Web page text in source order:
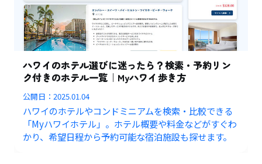
ハワイのホテル選びに迷ったら？検索・予約リン
ク付きのホテル一覧｜Myハワイ歩き方
公開日：2025.01.04
ハワイのホテルやコンドミニアムを検索・比較できる
「Myハワイホテル」。ホテル概要や料金などがすぐわ
かり、希望日程から予約可能な宿泊施設も探せます。